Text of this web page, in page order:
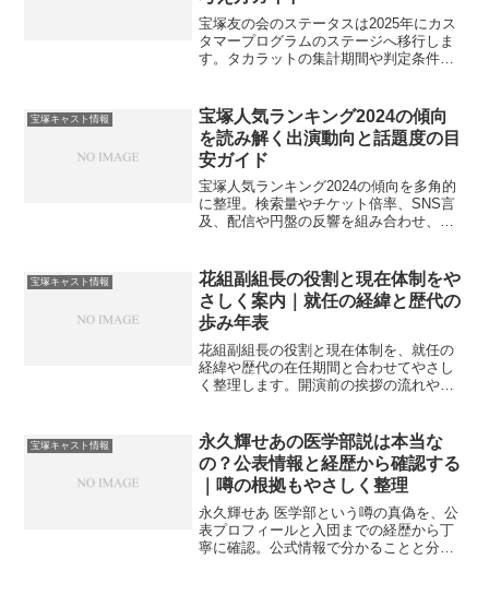
宝塚友の会のステータスは2025年にカス
タマープログラムのステージへ移行しま
す。タカラットの集計期間や判定条件、
に整理しました。観劇計画の参考に。チ
ケットの買い方を見直すきっかけに。
宝塚キャスト情報
宝塚人気ランキング2024の傾向
を読み解く出演動向と話題度の目
安ガイド
宝塚人気ランキング2024の傾向を多角的
に整理。検索量やチケット倍率、SNS言
及、配信や円盤の反響を組み合わせ、出
宝塚キャスト情報
花組副組長の役割と現在体制をや
さしく案内｜就任の経緯と歴代の
歩み年表
花組副組長の役割と現在体制を、就任の
経緯や歴代の在任期間と合わせてやさし
く整理します。開演前の挨拶の流れや舞
宝塚キャスト情報
永久輝せあの医学部説は本当な
の？公表情報と経歴から確認する
｜噂の根拠もやさしく整理
永久輝せあ 医学部という噂の真偽を、公
表プロフィールと入団までの経歴から丁
寧に確認。公式情報で分かることと分か